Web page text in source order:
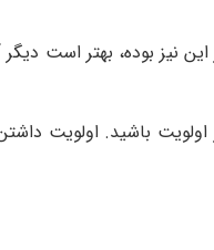
بوده، بهتر است دیگر
باشید. اولویت